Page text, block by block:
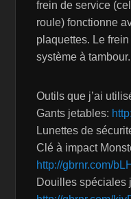
frein de service
roule) fonctionne
plaquettes. Le
système à tambour.
Outils que j’ai
Gants jetables:
Lunettes de
Clé à impact
http://gbrnr.com/
Douilles spéciales